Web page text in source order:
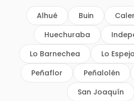
Alhué Buin
Huechuraba
Lo Barnechea
Lo Espejo
Peñaflor
Peñalolén
San Joaquín